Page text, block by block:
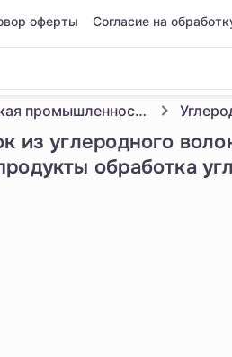
оферты Согласие на
Химическая промышленность
из углеродного
обработка